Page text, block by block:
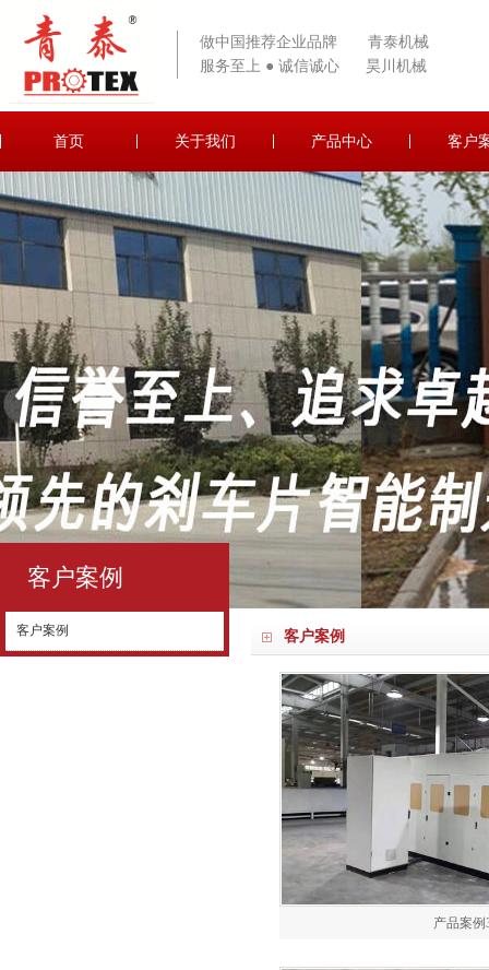
做中国推荐企业品牌 青泰机械
服务至上 ● 诚信诚心 昊川机械
首页 关于我们 产品中心 客户
客户案例
产品案例
客户案例
客户案例